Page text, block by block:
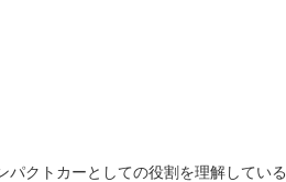
クトカーとしての役割を理解している